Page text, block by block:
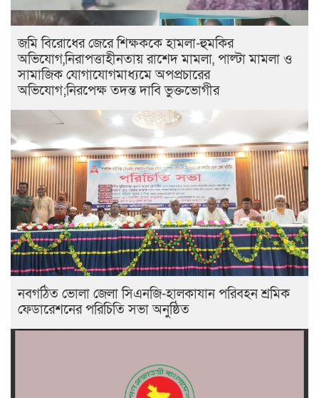
জমি বিরোধের জেরে শিক্ষককে হামলা-হুমকির
অভিযোগ,নিরাপত্তাহীনতায় রাশেদ মামলা, পাল্টা মামলা ও
সামাজিক যোগাযোগমাধ্যমে অপপ্রচারের
অভিযোগ;নিরপেক্ষ তদন্ত দাবি ভুক্তভোগীর
নবগঠিত ভোলা জেলা সিএনজি-হালকাযান পরিবহন শ্রমিক
ফেডারেশনের পরিচিতি সভা অনুষ্ঠিত